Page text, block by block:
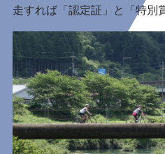
走すれば「認定証」と「特別